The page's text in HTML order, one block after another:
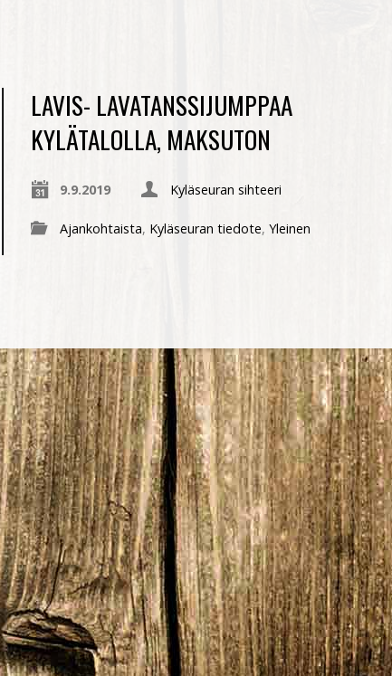
LAVIS- LAVATANSSIJUMPPAA
KYLÄTALOLLA, MAKSUTON
9.9.2019 Kyläseuran sihteeri
Ajankohtaista, Kyläseuran tiedote, Yleinen